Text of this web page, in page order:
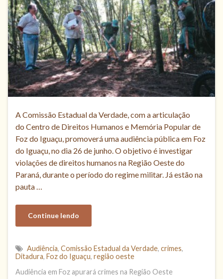
A Comissão Estadual da Verdade, com a articulação
do Centro de Direitos Humanos e Memória Popular de
Foz do Iguaçu, promoverá uma audiência pública em Foz
do Iguaçu, no dia 26 de junho. O objetivo é investigar
violações de direitos humanos na Região Oeste do
Paraná, durante o período do regime militar. Já estão na
pauta …
Continue lendo
Audiência, Comissão Estadual da Verdade, crimes,
Ditadura, Foz do Iguaçu, região oeste
Audiência em Foz apurará crimes na Região Oeste